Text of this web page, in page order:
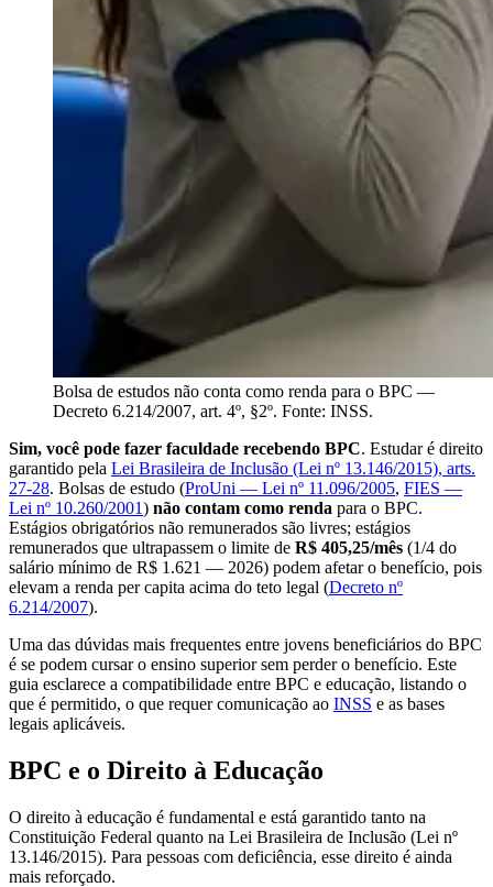
Bolsa de estudos não conta como renda para o BPC —
Decreto 6.214/2007, art. 4º, §2º. Fonte: INSS.
Sim, você pode fazer faculdade recebendo BPC. Estudar é direito
garantido pela Lei Brasileira de Inclusão (Lei nº 13.146/2015), arts.
27-28. Bolsas de estudo (ProUni — Lei nº 11.096/2005, FIES —
Lei nº 10.260/2001) não contam como renda para o BPC.
Estágios obrigatórios não remunerados são livres; estágios
remunerados que ultrapassem o limite de R$ 405,25/mês (1/4 do
salário mínimo de R$ 1.621 — 2026) podem afetar o benefício, pois
elevam a renda per capita acima do teto legal (Decreto nº
6.214/2007).
Uma das dúvidas mais frequentes entre jovens beneficiários do BPC
é se podem cursar o ensino superior sem perder o benefício. Este
guia esclarece a compatibilidade entre BPC e educação, listando o
que é permitido, o que requer comunicação ao INSS e as bases
legais aplicáveis.
BPC e o Direito à Educação
O direito à educação é fundamental e está garantido tanto na
Constituição Federal quanto na Lei Brasileira de Inclusão (Lei nº
13.146/2015). Para pessoas com deficiência, esse direito é ainda
mais reforçado.